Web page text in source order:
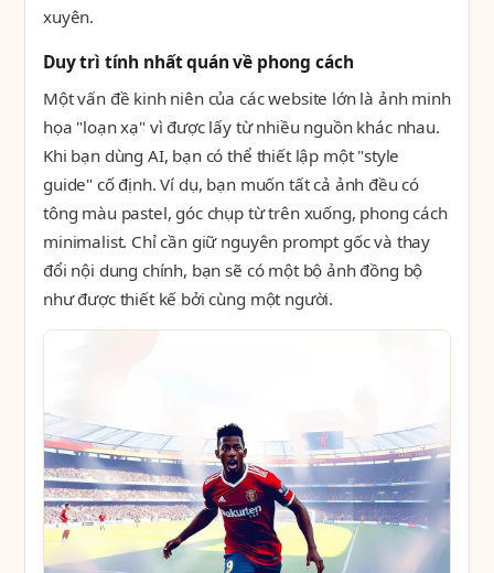
xuyên.
Duy trì tính nhất quán về phong cách
Một vấn đề kinh niên của các website lớn là ảnh minh
họa "loạn xạ" vì được lấy từ nhiều nguồn khác nhau.
Khi bạn dùng AI, bạn có thể thiết lập một "style
guide" cố định. Ví dụ, bạn muốn tất cả ảnh đều có
tông màu pastel, góc chụp từ trên xuống, phong cách
minimalist. Chỉ cần giữ nguyên prompt gốc và thay
đổi nội dung chính, bạn sẽ có một bộ ảnh đồng bộ
như được thiết kế bởi cùng một người.